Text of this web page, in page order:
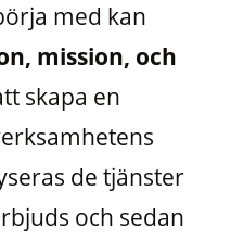
med kan
mission, och
skapa en
de tjänster
och sedan